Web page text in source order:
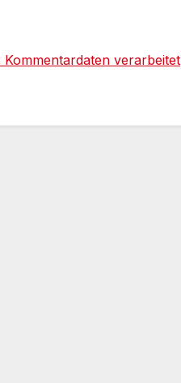
verarbeitet